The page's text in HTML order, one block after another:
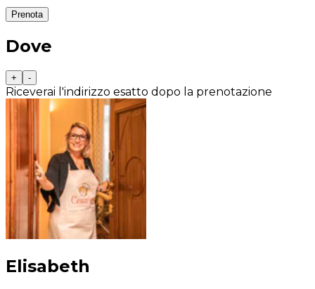
Prenota
Dove
+ -
Riceverai l'indirizzo esatto dopo la prenotazione
Elisabeth